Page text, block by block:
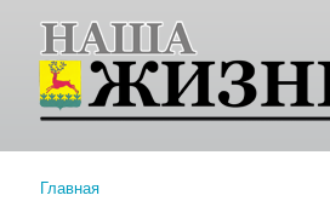
Главная